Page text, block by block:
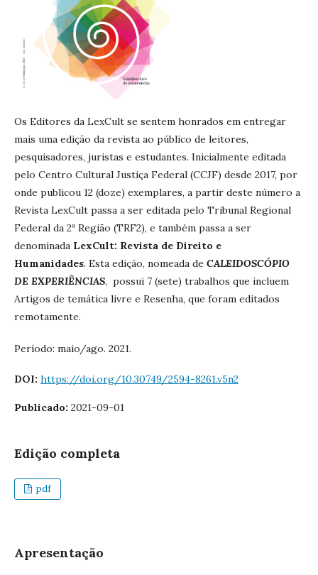
Os Editores da LexCult se sentem honrados em entregar
mais uma edição da revista ao público de leitores,
pesquisadores, juristas e estudantes. Inicialmente editada
pelo Centro Cultural Justiça Federal (CCJF) desde 2017, por
onde publicou 12 (doze) exemplares, a partir deste número a
Revista LexCult passa a ser editada pelo Tribunal Regional
Federal da 2ª Região (TRF2), e também passa a ser
denominada LexCult: Revista de Direito e
Humanidades. Esta edição, nomeada de CALEIDOSCÓPIO
DE EXPERIÊNCIAS, possui 7 (sete) trabalhos que incluem
Artigos de temática livre e Resenha, que foram editados
remotamente.
Período: maio/ago. 2021.
DOI: https://doi.org/10.30749/2594-8261.v5n2
Publicado: 2021-09-01
Edição completa
pdf
Apresentação